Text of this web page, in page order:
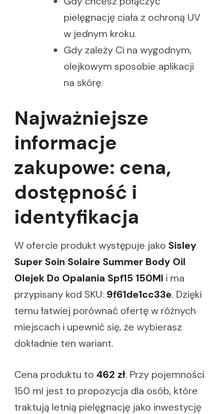
pielęgnację ciała z ochroną UV
w jednym kroku.
Gdy zależy Ci na wygodnym,
olejkowym sposobie aplikacji
na skórę.
Najważniejsze
informacje
zakupowe: cena,
dostępność i
identyfikacja
W ofercie produkt występuje jako Sisley
Super Soin Solaire Summer Body Oil
Olejek Do Opalania Spf15 150Ml i ma
przypisany kod SKU: 9f61de1cc33e. Dzięki
temu łatwiej porównać ofertę w różnych
miejscach i upewnić się, że wybierasz
dokładnie ten wariant.
Cena produktu to 462 zł. Przy pojemności
150 ml jest to propozycja dla osób, które
traktują letnią pielęgnację jako inwestycję